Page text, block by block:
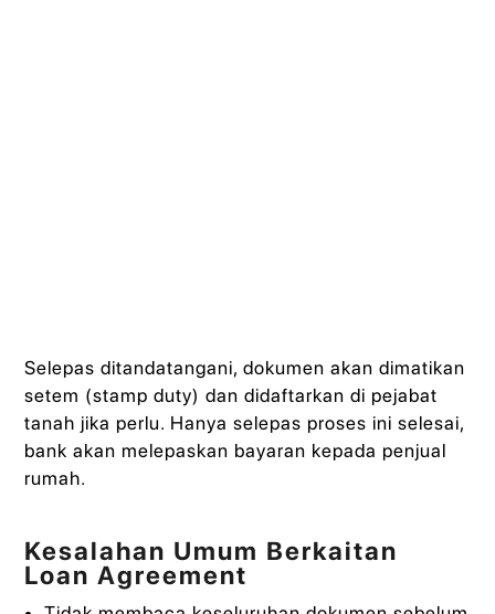
Selepas ditandatangani, dokumen akan dimatikan
setem (stamp duty) dan didaftarkan di pejabat
tanah jika perlu. Hanya selepas proses ini selesai,
bank akan melepaskan bayaran kepada penjual
rumah.
Kesalahan Umum Berkaitan
Loan Agreement